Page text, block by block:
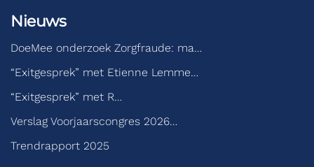
Nieuws
DoeMee onderzoek Zorgfraude: ma…
“Exitgesprek” met Etienne Lemme…
“Exitgesprek” met R…
Verslag Voorjaarscongres 2026…
Trendrapport 2025